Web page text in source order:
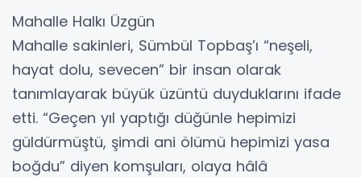
Mahalle Halkı Üzgün
Mahalle sakinleri, Sümbül Topbaş’ı “neşeli,
hayat dolu, sevecen” bir insan olarak
tanımlayarak büyük üzüntü duyduklarını ifade
etti. “Geçen yıl yaptığı düğünle hepimizi
güldürmüştü, şimdi ani ölümü hepimizi yasa
boğdu” diyen komşuları, olaya hâlâ